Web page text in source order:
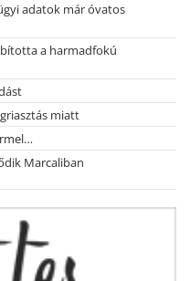
adatok már óvatos
a harmadfokú
miatt
Marcaliban